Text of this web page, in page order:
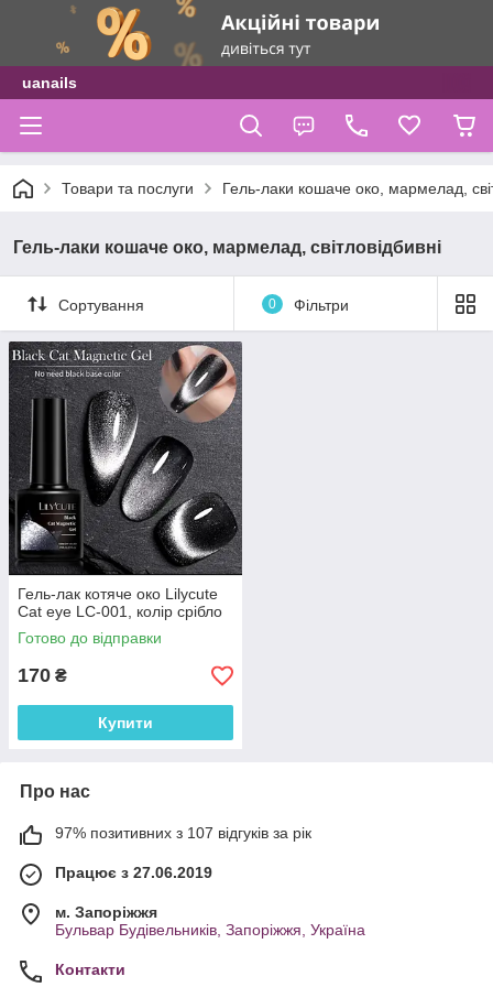
uanails
Товари та послуги Гель-лаки кошаче око, мармелад,
Гель-лаки кошаче око, мармелад, світловідбивні
Сортування 0 Фільтри
Гель-лак котяче око Lilycute
Cat eye LC-001, колір срібло
Готово до відправки
170 ₴
Купити
Про нас
97% позитивних з 107 відгуків за рік
Працює з 27.06.2019
м. Запоріжжя
Бульвар Будівельників, Запоріжжя, Україна
Контакти